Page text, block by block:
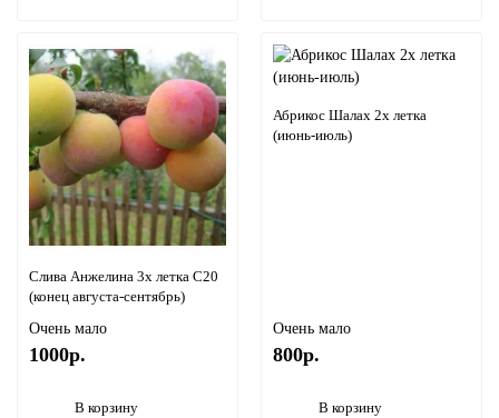
Слива Анжелина 3х летка С20
(конец августа-сентябрь)
Очень мало
1000р.
В корзину
Абрикос Шалах 2х летка
(июнь-июль)
Очень мало
800р.
В корзину